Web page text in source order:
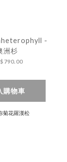
-
洲杉
購物車